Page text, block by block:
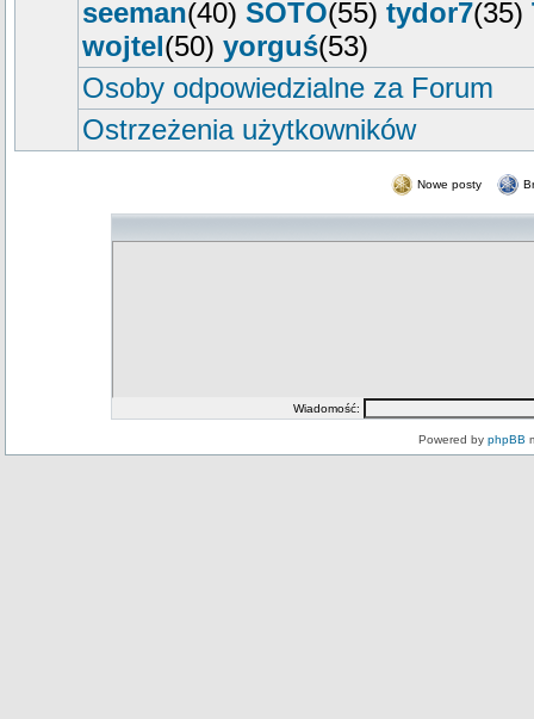
seeman(40) SOTO(55) tydor7(35)
wojtel(50) yorguś(53)
Osoby odpowiedzialne za Forum
Ostrzeżenia użytkowników
Nowe posty
Wiadomość:
Powered by phpBB